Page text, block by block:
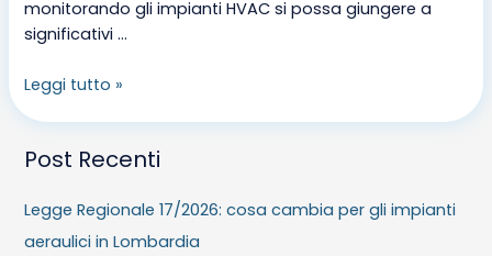
monitorando gli impianti HVAC si possa giungere a
significativi …
Leggi tutto »
Post Recenti
Legge Regionale 17/2026: cosa cambia per gli impianti
aeraulici in Lombardia